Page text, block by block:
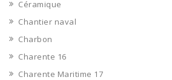
Céramique
Chantier naval
Charbon
Charente 16
Charente Maritime 17